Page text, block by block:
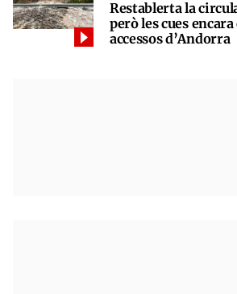
Restablerta la
però les cues
accessos d’Andorra